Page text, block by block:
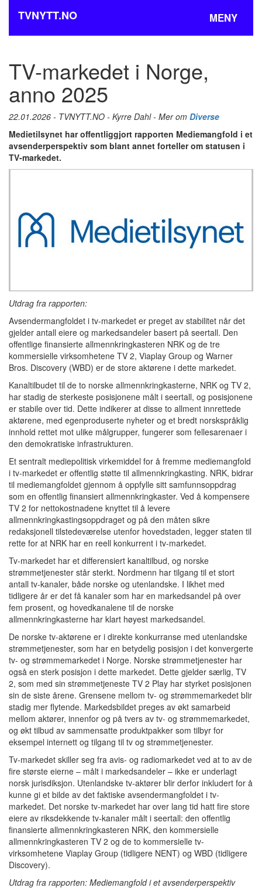
MENY
TVNYTT.NO
TV-markedet i Norge,
anno 2025
22.01.2026 - TVNYTT.NO - Kyrre Dahl - Mer om Diverse
Medietilsynet har offentliggjort rapporten Mediemangfold i et
avsenderperspektiv som blant annet forteller om statusen i
TV-markedet.
Utdrag fra rapporten:
Avsendermangfoldet i tv-markedet er preget av stabilitet når det
gjelder antall eiere og markedsandeler basert på seertall. Den
offentlige finansierte allmennkringkasteren NRK og de tre
kommersielle virksomhetene TV 2, Viaplay Group og Warner
Bros. Discovery (WBD) er de store aktørene i dette markedet.
Kanaltilbudet til de to norske allmennkringkasterne, NRK og TV 2,
har stadig de sterkeste posisjonene målt i seertall, og posisjonene
er stabile over tid. Dette indikerer at disse to allment innrettede
aktørene, med egenproduserte nyheter og et bredt norskspråklig
innhold rettet mot ulike målgrupper, fungerer som fellesarenaer i
den demokratiske infrastrukturen.
Et sentralt mediepolitisk virkemiddel for å fremme mediemangfold
i tv-markedet er offentlig støtte til allmennkringkasting. NRK, bidrar
til mediemangfoldet gjennom å oppfylle sitt samfunnsoppdrag
som en offentlig finansiert allmennkringkaster. Ved å kompensere
TV 2 for nettokostnadene knyttet til å levere
allmennkringkastingsoppdraget og på den måten sikre
redaksjonell tilstedeværelse utenfor hovedstaden, legger staten til
rette for at NRK har en reell konkurrent i tv-markedet.
Tv-markedet har et differensiert kanaltilbud, og norske
strømmetjenester står sterkt. Nordmenn har tilgang til et stort
antall tv-kanaler, både norske og utenlandske. I likhet med
tidligere år er det få kanaler som har en markedsandel på over
fem prosent, og hovedkanalene til de norske
allmennkringkasterne har klart høyest markedsandel.
De norske tv-aktørene er i direkte konkurranse med utenlandske
strømmetjenester, som har en betydelig posisjon i det konvergerte
tv- og strømmemarkedet i Norge. Norske strømmetjenester har
også en sterk posisjon i dette markedet. Dette gjelder særlig, TV
2, som med sin strømmetjeneste TV 2 Play har styrket posisjonen
sin de siste årene. Grensene mellom tv- og strømmemarkedet blir
stadig mer flytende. Markedsbildet preges av økt samarbeid
mellom aktører, innenfor og på tvers av tv- og strømmemarkedet,
og økt tilbud av sammensatte produktpakker som tilbyr for
eksempel internett og tilgang til tv og strømmetjenester.
Tv-markedet skiller seg fra avis- og radiomarkedet ved at to av de
fire største eierne – målt i markedsandeler – ikke er underlagt
norsk jurisdiksjon. Utenlandske tv-aktører blir derfor inkludert for å
kunne gi et bilde av det faktiske avsendermangfoldet i tv-
markedet. Det norske tv-markedet har over lang tid hatt fire store
eiere av riksdekkende tv-kanaler målt i seertall: den offentlig
finansierte allmennkringkasteren NRK, den kommersielle
allmennkringkasteren TV 2 og de to kommersielle tv-
virksomhetene Viaplay Group (tidligere NENT) og WBD (tidligere
Discovery).
Utdrag fra rapporten: Mediemangfold i et avsenderperspektiv